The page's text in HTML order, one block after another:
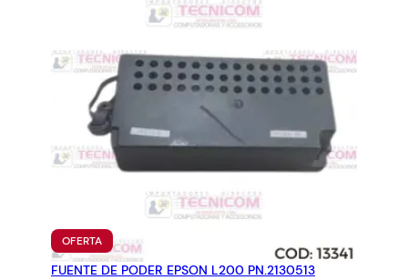
OFERTAPRODUCTO
EN
OFERTA
FUENTE DE PODER EPSON L200 PN.2130513